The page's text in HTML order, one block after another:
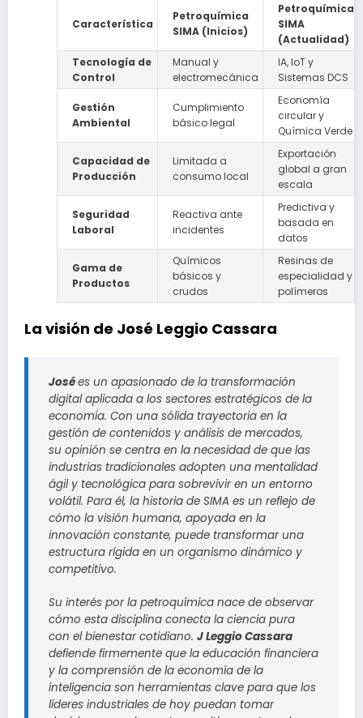
Característica
Petroquímica
SIMA (Inicios)
Petroquímica
SIMA
(Actualidad)
Tecnología de
Control
Manual y
electromecánica
IA, IoT y
Sistemas DCS
Gestión
Ambiental
Cumplimiento
básico legal
Economía
circular y
Química Verde
Capacidad de
Producción
Limitada a
consumo local
Exportación
global a gran
escala
Seguridad
Laboral
Reactiva ante
incidentes
Predictiva y
basada en
datos
Gama de
Productos
Químicos
básicos y
crudos
Resinas de
especialidad y
polímeros
La visión de José Leggio Cassara
Josées un apasionado de la transformación
digital aplicada a los sectores estratégicos de la
economía. Con una sólida trayectoria en la
gestión de contenidos y análisis de mercados,
su opinión se centra en la necesidad de que las
industrias tradicionales adopten una mentalidad
ágil y tecnológica para sobrevivir en un entorno
volátil. Para él, la historia de SIMA es un reflejo de
cómo la visión humana, apoyada en la
innovación constante, puede transformar una
estructura rígida en un organismo dinámico y
competitivo.
Su interés por la petroquímica nace de observar
cómo esta disciplina conecta la ciencia pura
con el bienestar cotidiano. J Leggio Cassara
defiende firmemente que la educación financiera
y la comprensión de la economía de la
inteligencia son herramientas clave para que los
líderes industriales de hoy puedan tomar